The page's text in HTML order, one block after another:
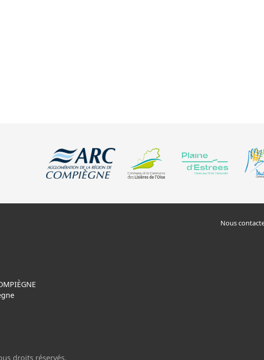
Nous
droits réservés.